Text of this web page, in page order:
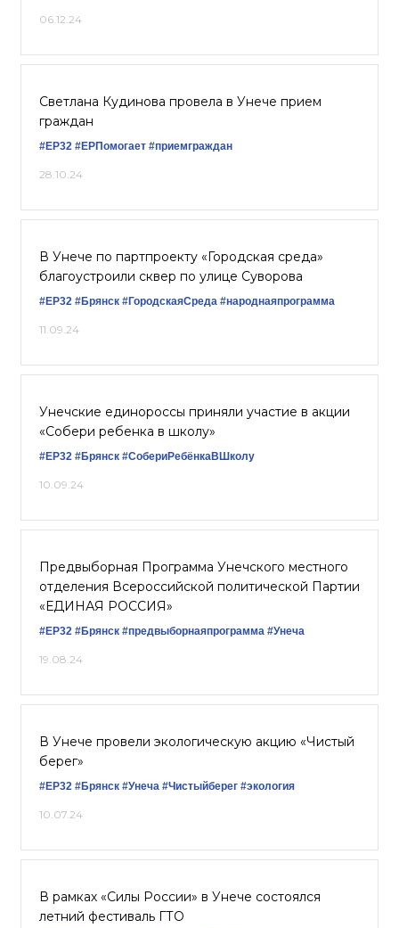
06.12.24
Светлана Кудинова провела в Унече прием
граждан
#ЕР32 #ЕРПомогает #приемграждан
28.10.24
В Унече по партпроекту «Городская среда»
благоустроили сквер по улице Суворова
#ЕР32 #Брянск #ГородскаяСреда #народнаяпрограмма
11.09.24
Унечские единороссы приняли участие в акции
«Собери ребенка в школу»
#ЕР32 #Брянск #СобериРебёнкаВШколу
10.09.24
Предвыборная Программа Унечского местного
отделения Всероссийской политической Партии
«ЕДИНАЯ РОССИЯ»
#ЕР32 #Брянск #предвыборнаяпрограмма #Унеча
19.08.24
В Унече провели экологическую акцию «Чистый
берег»
#ЕР32 #Брянск #Унеча #Чистыйберег #экология
10.07.24
В рамках «Силы России» в Унече состоялся
летний фестиваль ГТО